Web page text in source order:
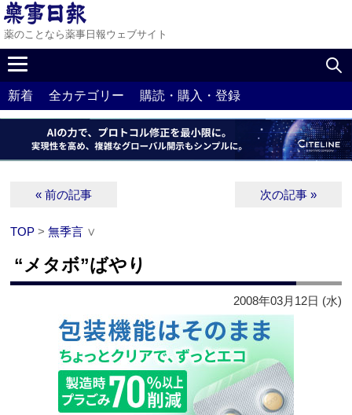
薬のことなら薬事日報ウェブサイト
新着 全カテゴリー 購読・購入・登録
« 前の記事 次の記事 »
TOP >無季言 ∨
“メタボ”ばやり
2008年03月12日 (水)